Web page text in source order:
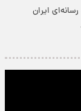
ایران